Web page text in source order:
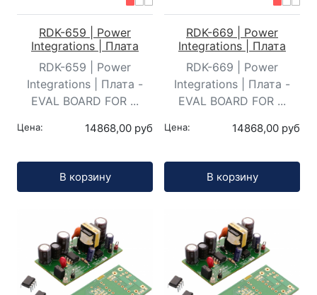
RDK-659 | Power
Integrations | Плата
RDK-659 | Power
Integrations | Плата -
EVAL BOARD FOR ...
Цена: 14868,00 руб
В корзину
RDK-669 | Power
Integrations | Плата
RDK-669 | Power
Integrations | Плата -
EVAL BOARD FOR ...
Цена: 14868,00 руб
В корзину